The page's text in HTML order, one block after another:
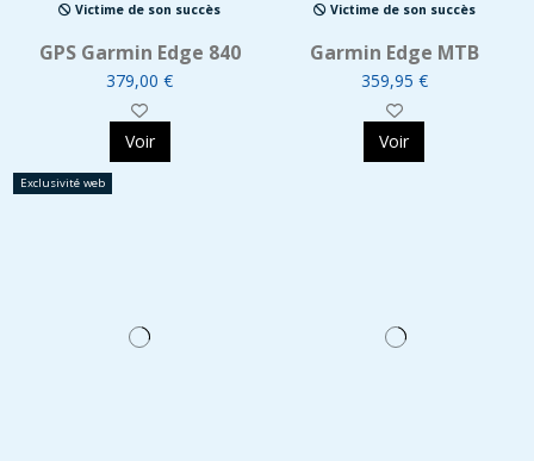
Victime de son succès
GPS Garmin Edge 840
379,00 €
Voir
Victime de son succès
Garmin Edge MTB
359,95 €
Voir
Exclusivité web